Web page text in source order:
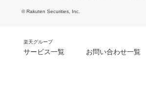
© Rakuten Securities, Inc.
楽天グループ
サービス一覧 お問い合わせ一覧